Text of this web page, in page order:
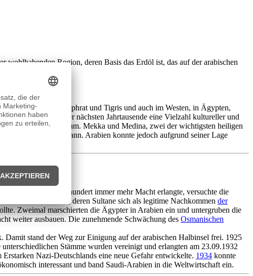
wohlhabenden Region, deren Basis das Erdöl ist, das auf der arabischen
Flusstälern von Euphrat und Tigris und auch im Westen, in Ägypten,
hatte während der nächsten Jahrtausende eine Vielzahl kultureller und
Verbreitung des Islam. Mekka und Medina, zwei der wichtigsten heiligen
zu verlagern begann. Arabien konnte jedoch aufgrund seiner Lage
ab dem 18. Jahrhundert immer mehr Macht erlangte, versuchte die
Politik, deren Sultane sich als legitime Nachkommen der
Zweimal marschierten die Ägypter in Arabien ein und untergruben die
weiter ausbauen. Die zunehmende Schwächung des Osmanischen
stand der Weg zur Einigung auf der arabischen Halbinsel frei. 1925
Stämme wurden vereinigt und erlangten am 23.09.1932
Nazi-Deutschlands eine neue Gefahr entwickelte. 1934 konnte
interessant und band Saudi-Arabien in die Weltwirtschaft ein.